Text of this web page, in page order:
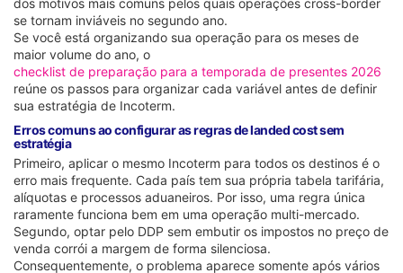
dos motivos mais comuns pelos quais operações cross-border
se tornam inviáveis no segundo ano.
Se você está organizando sua operação para os meses de
maior volume do ano, o
checklist de preparação para a temporada de presentes 2026
reúne os passos para organizar cada variável antes de definir
sua estratégia de Incoterm.
Erros comuns ao configurar as regras de landed cost sem
estratégia
Primeiro, aplicar o mesmo Incoterm para todos os destinos é o
erro mais frequente. Cada país tem sua própria tabela tarifária,
alíquotas e processos aduaneiros. Por isso, uma regra única
raramente funciona bem em uma operação multi-mercado.
Segundo, optar pelo DDP sem embutir os impostos no preço de
venda corrói a margem de forma silenciosa.
Consequentemente, o problema aparece somente após vários